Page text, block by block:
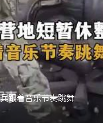
跟着音乐节奏跳舞